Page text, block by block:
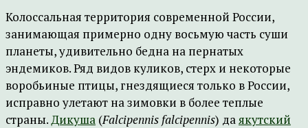
Колоссальная территория современной России,
занимающая примерно одну восьмую часть суши
планеты, удивительно бедна на пернатых
эндемиков. Ряд видов куликов, стерх и некоторые
воробьиные птицы, гнездящиеся только в России,
исправно улетают на зимовки в более теплые
страны.Дикуша (Falcipennis falcipennis) даякутский